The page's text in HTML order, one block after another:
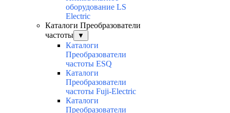
оборудование LS
Electric
Каталоги Преобразователи
частоты
▼
Каталоги
Преобразователи
частоты ESQ
Каталоги
Преобразователи
частоты Fuji-Electric
Каталоги
Преобразователи